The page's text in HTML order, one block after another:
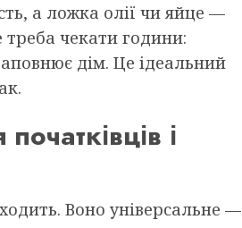
а ложка олії чи яйце —
треба чекати години:
дім. Це ідеальний
і
Воно універсальне —